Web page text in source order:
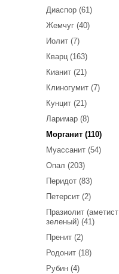
Диаспор (61)
Жемчуг (40)
Иолит (7)
Кварц (163)
Кианит (21)
Клиногумит (7)
Кунцит (21)
Ларимар (8)
Морганит (110)
Муассанит (54)
Опал (203)
Перидот (83)
Петерсит (2)
Празиолит (аметист
зеленый) (41)
Пренит (2)
Родонит (18)
Рубин (4)